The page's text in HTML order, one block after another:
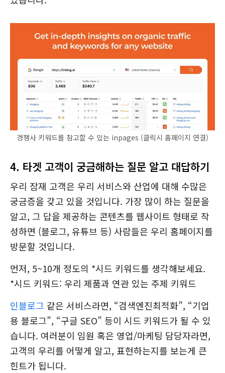
경쟁사 키워드를 참고할 수 있는 inpages (클릭시 홈페이지 연결)
4. 타겟 고객이 궁금해하는 질문 알고 대답하기
우리 잠재 고객은 우리 서비스와 산업에 대해 수많은
궁금증을 갖고 있을 것입니다. 가장 많이 하는 질문을
알고, 그 답을 제공하는 콘텐츠를 웹사이트 형태로 작
성하면 (블로그, 유튜브 등) 사람들은 우리 홈페이지를
방문할 것입니다.
먼저, 5~10개 정도의 *시드 키워드를 생각해보세요.
*시드 키워드: 우리 제품과 연관 있는 주제 키워드
인블로그 같은 서비스라면, “검색엔진최적화”, “기업
용 블로그”, “구글 SEO” 등이 시드 키워드가 될 수 있
습니다. 여러분이 임원 혹은 영업/마케팅 담당자라면,
고객의 우리를 어떻게 알고, 표현하는지를 보는게 큰
힌트가 됩니다.